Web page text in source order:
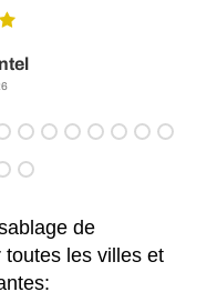
de
toutes les villes et